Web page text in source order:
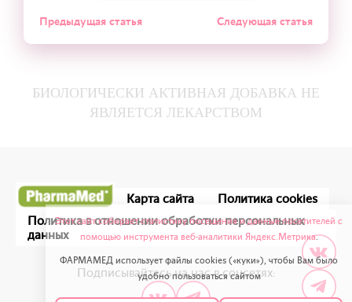
Предыдущая статья Следующая статья
БИОЛОГИЧЕСКИ АКТИВНАЯ ДОБАВКА НЕ
ЯВЛЯЕТСЯ ЛЕКАРСТВОМ
Карта сайта
Политика cookies
Политика в отношении обработки персональных
данных
Подписывайтесь на нас в соцсетях:
Этот сайт собирает статистику посещения и данные посетителей с
помощью инструмента веб-аналитики Яндекс.Метрика.
ФАРМАМЕД использует файлы cookies («куки»), чтобы Вам было
удобно пользоваться сайтом